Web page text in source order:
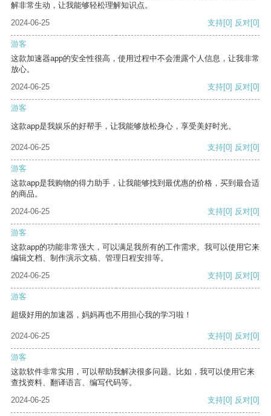
解非常生动，让我能够轻松理解知识点。
2024-06-25
支持[0] 反对[0]
游客
这款加速器app的安全性很高，使用过程中不会泄露个人信息，让我非常
放心。
2024-06-25
支持[0] 反对[0]
游客
这款app是我娱乐的好帮手，让我能够放松身心，享受美好时光。
2024-06-25 支持[0] 反对[0]
游客
这款app是我购物的得力助手，让我能够找到最优惠的价格，买到最合适
的商品。
2024-06-25
支持[0] 反对[0]
游客
这款app的功能非常强大，可以满足我所有的工作需求。我可以使用它来
编辑文档、制作演示文稿、管理日程安排等。
2024-06-25
支持[0] 反对[0]
游客
超级好用的加速器，妈妈再也不用担心我的学习啦！
2024-06-25 支持[0] 反对[0]
游客
这款软件非常实用，可以帮助我解决很多问题。比如，我可以使用它来
查找资料、翻译语言、编写代码等。
2024-06-25
支持[0] 反对[0]